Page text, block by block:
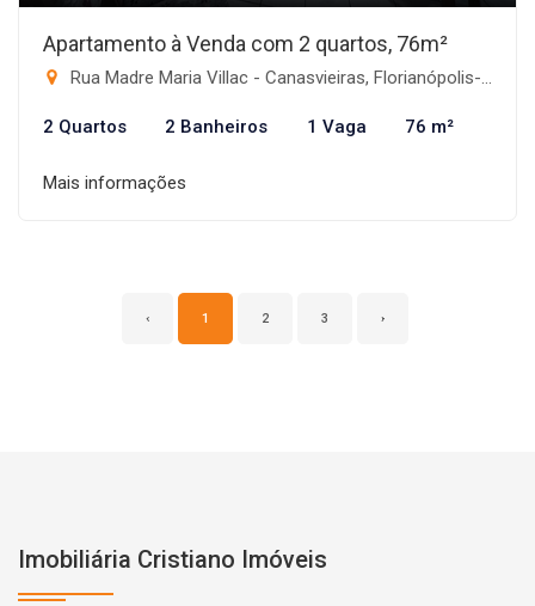
Apartamento à Venda com 2 quartos, 76m²
Rua Madre Maria Villac - Canasvieiras, Florianópolis-SC
2 Quartos 2 Banheiros 1 Vaga 76 m²
Mais informações
‹ 1 2 3 ›
Imobiliária Cristiano Imóveis